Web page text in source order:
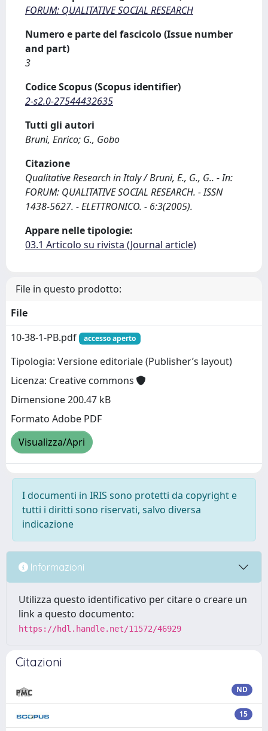
FORUM: QUALITATIVE SOCIAL RESEARCH
Numero e parte del fascicolo (Issue number
and part)
3
Codice Scopus (Scopus identifier)
2-s2.0-27544432635
Tutti gli autori
Bruni, Enrico; G., Gobo
Citazione
Qualitative Research in Italy / Bruni, E., G., G.. - In:
FORUM: QUALITATIVE SOCIAL RESEARCH. - ISSN
1438-5627. - ELETTRONICO. - 6:3(2005).
Appare nelle tipologie:
03.1 Articolo su rivista (Journal article)
File in questo prodotto:
File
10-38-1-PB.pdf
accesso aperto
Tipologia: Versione editoriale (Publisher’s layout)
Licenza: Creative commons
Dimensione 200.47 kB
Formato Adobe PDF
Visualizza/Apri
I documenti in IRIS sono protetti da copyright e
tutti i diritti sono riservati, salvo diversa
indicazione
Informazioni
Utilizza questo identificativo per citare o creare un
link a questo documento:
https://hdl.handle.net/11572/46929
Citazioni
ND
15